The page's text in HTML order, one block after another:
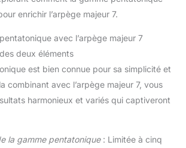
enrichir l’arpège majeur 7.
avec l’arpège majeur 7
deux éléments
est bien connue pour sa simplicité et
combinant avec l’arpège majeur 7, vous
harmonieux et variés qui captiveront
la gamme pentatonique: Limitée à cinq